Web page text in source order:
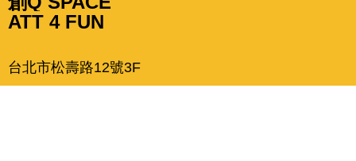
ATT 4 FUN
台北市松壽路12號3F